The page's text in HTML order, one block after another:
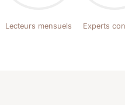
Lecteurs mensuels Experts